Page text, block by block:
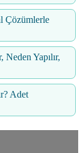
Çözümlerle
Yapılır,
Adet